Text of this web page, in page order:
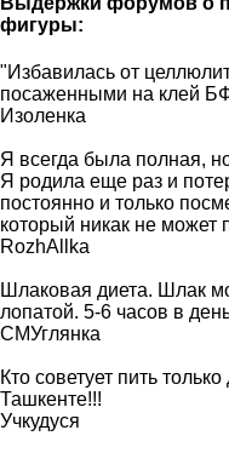
фигуры:
"Избавилась от
посаженными на клей
Изоленка
Я всегда была полная,
Я родила еще раз и
постоянно и только
который никак не может
RozhAllka
Шлаковая диета. Шлак
лопатой. 5-6 часов в
СМУглянка
Кто советует пить
Ташкенте!!!
Учкудуся